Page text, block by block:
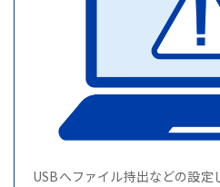
USBへファイル持出などの設定